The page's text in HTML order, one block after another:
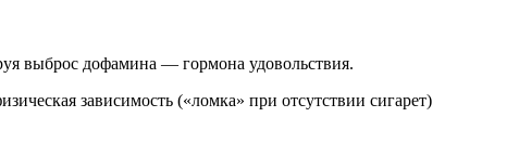
выброс дофамина — гормона удовольствия.
зависимость («ломка» при отсутствии сигарет)